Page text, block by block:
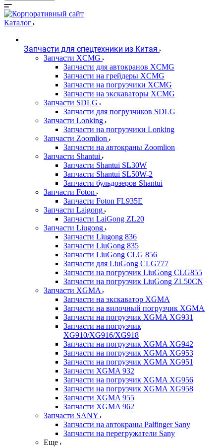
Каталог
Запчасти для спецтехники из Китая
Запчасти XCMG
Запчасти для автокранов XCMG
Запчасти на грейдеры XCMG
Запчасти на погрузчики XCMG
Запчасти на экскаваторы XCMG
Запчасти SDLG
Запчасти для погрузчиков SDLG
Запчасти Lonking
Запчасти на погрузчики Lonking
Запчасти Zoomlion
Запчасти на автокраны Zoomlion
Запчасти Shantui
Запчасти Shantui SL30W
Запчасти Shantui SL50W-2
Запчасти бульдозеров Shantui
Запчасти Foton
Запчасти Foton FL935E
Запчасти Laigong
Запчасти LaiGong ZL20
Запчасти Liugong
Запчасти Liugong 836
Запчасти LiuGong 835
Запчасти LiuGong CLG 856
Запчасти для LiuGong CLG777
Запчасти на погрузчик LiuGong CLG855
Запчасти на погрузчик LiuGong ZL50CN
Запчасти XGMA
Запчасти на экскаватор XGMA
Запчасти на вилочный погрузчик XGMA
Запчасти на погрузчик XGMA XG931
Запчасти на погрузчик
XG910/XG916/XG918
Запчасти на погрузчик XGMA XG942
Запчасти на погрузчик XGMA XG953
Запчасти на погрузчик XGMA XG951
Запчасти XGMA 932
Запчасти на погрузчик XGMA XG956
Запчасти на погрузчик XGMA XG958
Запчасти XGMA 955
Запчасти XGMA 962
Запчасти SANY
Запчасти на автокраны Palfinger Sany
Запчасти на перегружатели Sany
Еще